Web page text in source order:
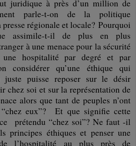
juridique à près d’un million de
parle-t-on de la politique
régionale et locale? Pourquoi
assimile-t-il de plus en plus
à une menace pour la sécurité
une hospitalité par degré et par
considérer qu’une éthique qui
juste puisse reposer sur le désir
chez soi et sur la représentation de
alors que tant de peuples n’ont
eux”? Et que signifie cette
prétendu “chez soi”? Ne faut -il
principes éthiques et penser une
l’hospitalité au plus près de